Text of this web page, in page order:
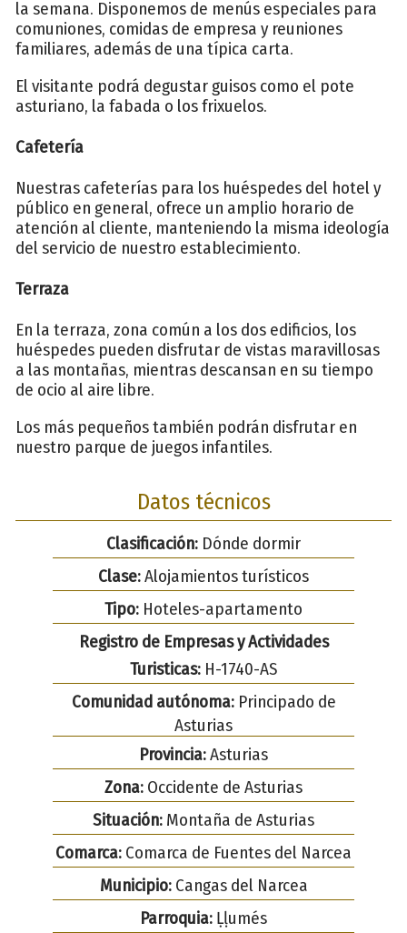
la semana. Disponemos de menús especiales para
comuniones, comidas de empresa y reuniones
familiares, además de una típica carta.
El visitante podrá degustar guisos como el pote
asturiano, la fabada o los frixuelos.
Cafetería
Nuestras cafeterías para los huéspedes del hotel y
público en general, ofrece un amplio horario de
atención al cliente, manteniendo la misma ideología
del servicio de nuestro establecimiento.
Terraza
En la terraza, zona común a los dos edificios, los
huéspedes pueden disfrutar de vistas maravillosas
a las montañas, mientras descansan en su tiempo
de ocio al aire libre.
Los más pequeños también podrán disfrutar en
nuestro parque de juegos infantiles.
Datos técnicos
Clasificación: Dónde dormir
Clase:Alojamientos turísticos
Tipo: Hoteles-apartamento
Registro de Empresas y Actividades
Turisticas:H-1740-AS
Comunidad autónoma:Principado de
Asturias
Provincia:Asturias
Zona: Occidente de Asturias
Situación: Montaña de Asturias
Comarca: Comarca de Fuentes del Narcea
Municipio:Cangas del Narcea
Parroquia: Ḷḷumés